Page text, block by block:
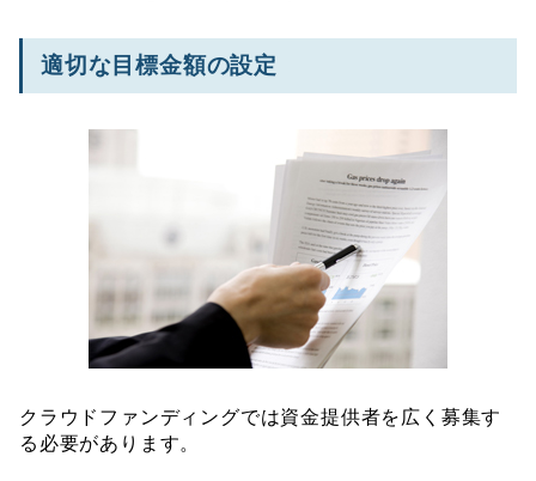
適切な目標金額の設定
クラウドファンディングでは資金提供者を広く募集す
る必要があります。